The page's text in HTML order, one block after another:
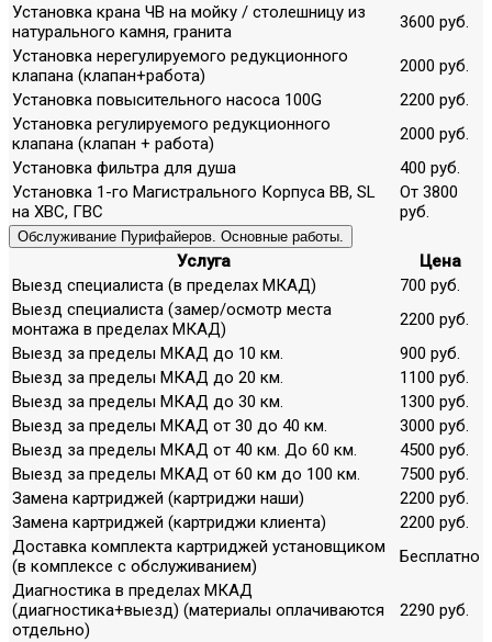
Установка крана ЧВ на мойку / столешницу из
натурального камня, гранита
3600 руб.
Установка нерегулируемого редукционного
клапана (клапан+работа)
2000 руб.
Установка повысительного насоса 100G
2200 руб.
Установка регулируемого редукционного
клапана (клапан + работа)
2000 руб.
Установка фильтра для душа
400 руб.
Установка 1-го Магистрального Корпуса ВВ, SL
на ХВС, ГВС
От 3800
руб.
Обслуживание Пурифайеров. Основные работы.
Услуга
Цена
Выезд специалиста (в пределах МКАД)
700 руб.
Выезд специалиста (замер/осмотр места
монтажа в пределах МКАД)
2200 руб.
Выезд за пределы МКАД до 10 км.
900 руб.
Выезд за пределы МКАД до 20 км.
1100 руб.
Выезд за пределы МКАД до 30 км.
1300 руб.
Выезд за пределы МКАД от 30 до 40 км.
3000 руб.
Выезд за пределы МКАД от 40 км. До 60 км.
4500 руб.
Выезд за пределы МКАД от 60 км до 100 км.
7500 руб.
Замена картриджей (картриджи наши)
2200 руб.
Замена картриджей (картриджи клиента)
2200 руб.
Доставка комплекта картриджей установщиком
(в комплексе с обслуживанием)
Бесплатно
Диагностика в пределах МКАД
(диагностика+выезд) (материалы оплачиваются
отдельно)
2290 руб.